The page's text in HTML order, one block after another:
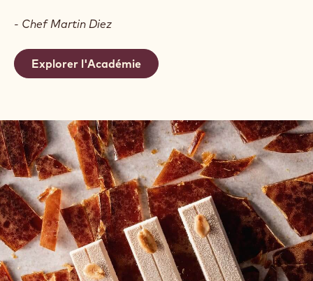
- Chef Martin Diez
Explorer l'Académie